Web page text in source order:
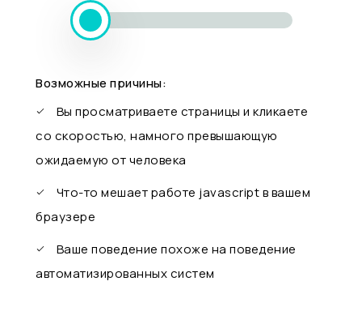
Возможные причины:
Вы просматриваете страницы и кликаете
со скоростью, намного превышающую
ожидаемую от человека
Что-то мешает работе javascript в вашем
браузере
Ваше поведение похоже на поведение
автоматизированных систем